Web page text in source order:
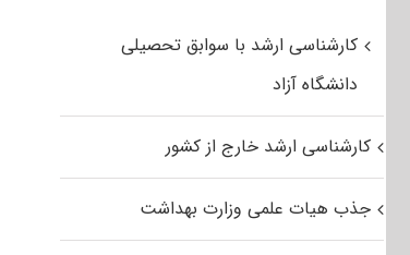
کارشناسی ارشد با سوابق تحصیلی
دانشگاه آزاد
کارشناسی ارشد خارج از کشور
جذب هیات علمی وزارت بهداشت